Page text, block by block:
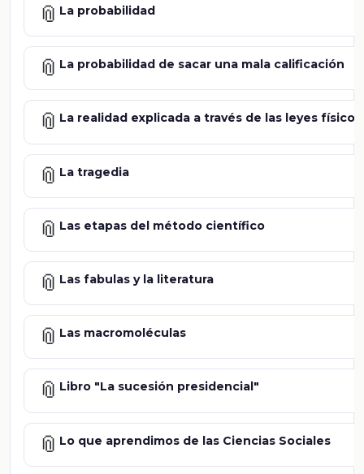
📎 La probabilidad
📎 La probabilidad de sacar una mala calificación
📎 La realidad explicada a través de las leyes físico
📎 La tragedia
📎 Las etapas del método científico
📎 Las fabulas y la literatura
📎 Las macromoléculas
📎 Libro "La sucesión presidencial"
📎 Lo que aprendimos de las Ciencias Sociales